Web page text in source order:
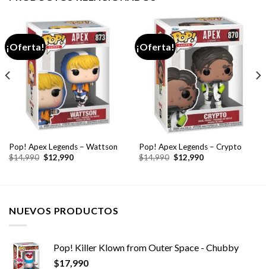
¡Oferta!
Pop! Apex Legends – Wattson
$14,990 El
precio
$12,990El
¡Oferta!
Pop! Apex Legends – Crypto
$14,990 El
precio
$12,990El
NUEVOS PRODUCTOS
Pop! Killer Klown from Outer Space - Chubby
$17,990